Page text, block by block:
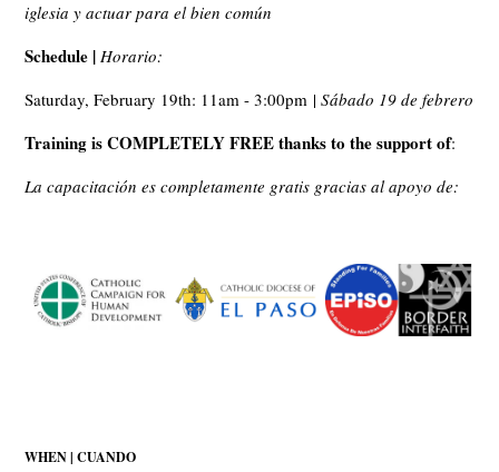
iglesia y actuar para el bien común
Schedule |Horario:
Saturday, February 19th: 11am - 3:00pm |Sábado 19 de febrero
Training is COMPLETELY FREEthanks to the support of:
La capacitación es completamente gratis gracias al apoyo de:
WHEN | CUANDO